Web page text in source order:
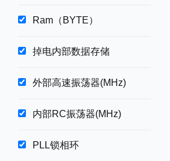
Ram（BYTE）
掉电内部数据存储
外部高速振荡器(MHz)
内部RC振荡器(MHz)
PLL锁相环